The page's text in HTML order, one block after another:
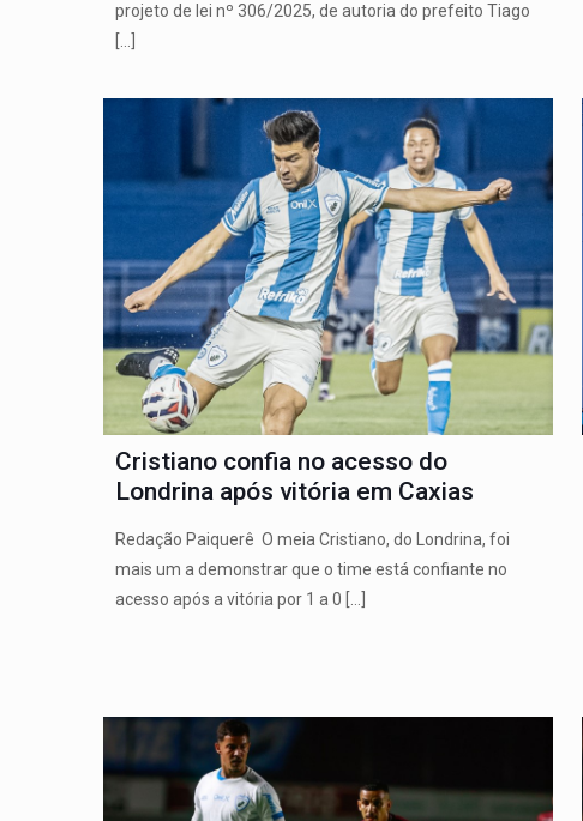
projeto de lei nº 306/2025, de autoria do prefeito Tiago
Cristiano confia no acesso do
Londrina após vitória em Caxias
Redação Paiquerê O meia Cristiano, do Londrina, foi
mais um a demonstrar que o time está confiante no
acesso após a vitória por 1 a 0